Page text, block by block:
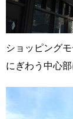
ショッピング
にぎわう中心部